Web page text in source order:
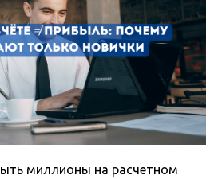
миллионы на расчетном